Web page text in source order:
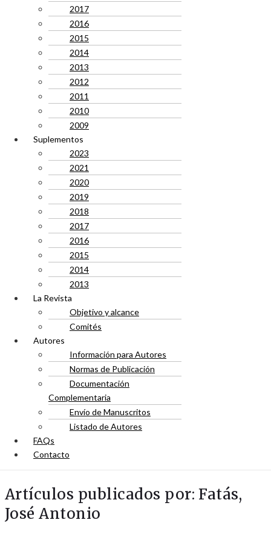
2017
2016
2015
2014
2013
2012
2011
2010
2009
Suplementos
2023
2021
2020
2019
2018
2017
2016
2015
2014
2013
La Revista
Objetivo y alcance
Comités
Autores
Información para Autores
Normas de Publicación
Documentación
Complementaria
Envío de Manuscritos
Listado de Autores
FAQs
Contacto
Artículos publicados por: Fatás,
José Antonio